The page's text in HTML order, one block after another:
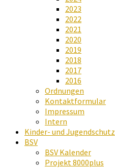
2023
2022
2021
2020
2019
2018
2017
2016
Ordnungen
Kontaktformular
Impressum
Intern
Kinder- und Jugendschutz
BSV
BSV Kalender
Projekt 8000plus